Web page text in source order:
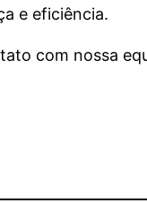
e eficiência.
com nossa